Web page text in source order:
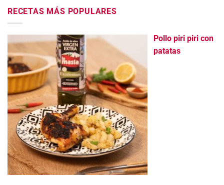
RECETAS MÁS POPULARES
Pollo piri piri con
patatas